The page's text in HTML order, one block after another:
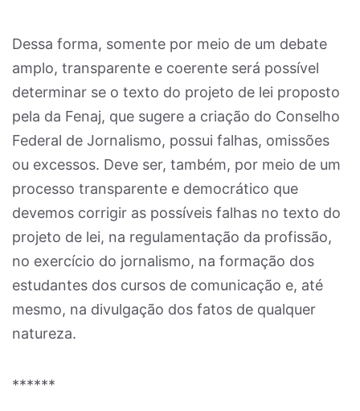
Dessa forma, somente por meio de um debate
amplo, transparente e coerente será possível
determinar se o texto do projeto de lei proposto
pela da Fenaj, que sugere a criação do Conselho
Federal de Jornalismo, possui falhas, omissões
ou excessos. Deve ser, também, por meio de um
processo transparente e democrático que
devemos corrigir as possíveis falhas no texto do
projeto de lei, na regulamentação da profissão,
no exercício do jornalismo, na formação dos
estudantes dos cursos de comunicação e, até
mesmo, na divulgação dos fatos de qualquer
natureza.
******